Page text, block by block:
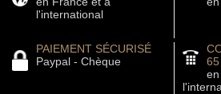
l'international
PAIEMENT SÉCURISÉ
Paypal - Chèque